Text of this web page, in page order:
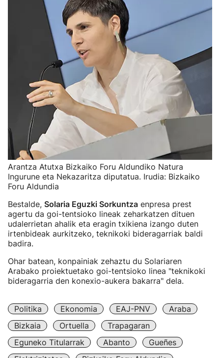
Arantza Atutxa Bizkaiko Foru Aldundiko Natura
Ingurune eta Nekazaritza diputatua. Irudia: Bizkaiko
Foru Aldundia
Bestalde, Solaria Eguzki Sorkuntza enpresa prest
agertu da goi-tentsioko lineak zeharkatzen dituen
udalerrietan ahalik eta eragin txikiena izango duten
irtenbideak aurkitzeko, teknikoki bideragarriak baldi
badira.
Ohar batean, konpainiak zehaztu du Solariaren
Arabako proiektuetako goi-tentsioko linea "teknikoki
bideragarria den konexio-aukera bakarra" dela.
Politika Ekonomia EAJ-PNV
Araba
Bizkaia
Ortuella
Trapagaran
Eguneko Titularrak
Abanto
Gueñes